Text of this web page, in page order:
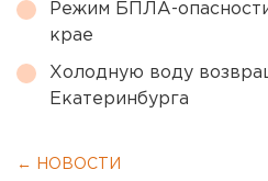
Режим БПЛА-
крае
Холодную воду
Екатеринбурга
← НОВОСТИ